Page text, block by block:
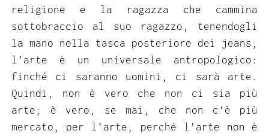
religione e la ragazza che cammina
sottobraccio al suo ragazzo, tenendogli
la mano nella tasca posteriore dei jeans,
l’arte è un universale antropologico:
finché ci saranno uomini, ci sarà arte.
Quindi, non è vero che non ci sia più
arte; è vero, se mai, che non c’è più
mercato, per l’arte, perché l’arte non è